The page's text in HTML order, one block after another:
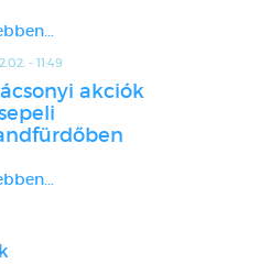
- 11:49
akciók